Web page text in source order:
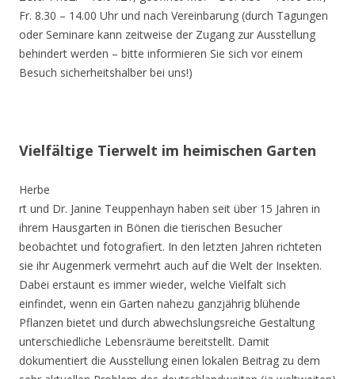
Fr. 8.30 – 14.00 Uhr und nach Vereinbarung (durch Tagungen
oder Seminare kann zeitweise der Zugang zur Ausstellung
behindert werden – bitte informieren Sie sich vor einem
Besuch sicherheitshalber bei uns!)
Vielfältige Tierwelt im heimischen Garten
Herbe
rt und Dr. Janine Teuppenhayn haben seit über 15 Jahren in
ihrem Hausgarten in Bönen die tierischen Besucher
beobachtet und fotografiert. In den letzten Jahren richteten
sie ihr Augenmerk vermehrt auch auf die Welt der Insekten.
Dabei erstaunt es immer wieder, welche Vielfalt sich
einfindet, wenn ein Garten nahezu ganzjährig blühende
Pflanzen bietet und durch abwechslungsreiche Gestaltung
unterschiedliche Lebensräume bereitstellt. Damit
dokumentiert die Ausstellung einen lokalen Beitrag zu dem